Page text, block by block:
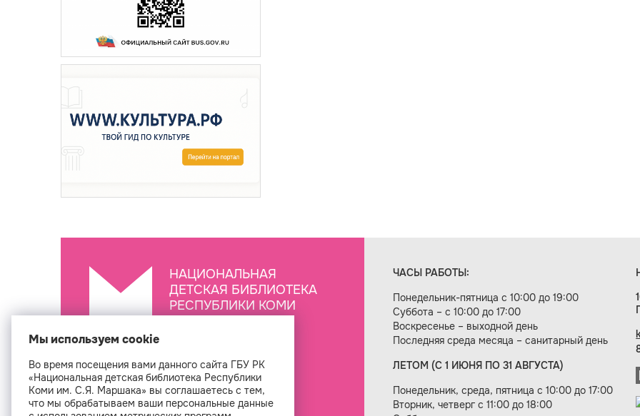
НАЦИОНАЛЬНАЯ
ДЕТСКАЯ БИБЛИОТЕКА
РЕСПУБЛИКИ КОМИ
ЧАСЫ РАБОТЫ:
Понедельник-пятница с 10:00 до 19:00
Суббота – с 10:00 до 17:00
Воскресенье – выходной день
Последняя среда месяца – санитарный день
ЛЕТОМ (С 1 ИЮНЯ ПО 31 АВГУСТА)
Понедельник, среда, пятница с 10:00 до 17:00
Вторник, четверг с 11:00 до 18:00
Создание сайта — веб-студия «Цифровой век»
Мы используем cookie
Во время посещения вами данного сайта ГБУ РК
«Национальная детская библиотека Республики
Коми им. С.Я. Маршака» вы соглашаетесь с тем,
что мы обрабатываем ваши персональные данные